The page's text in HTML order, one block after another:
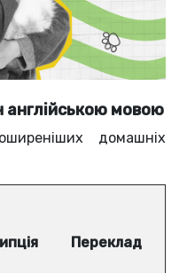
англійською мовою
домашніх
Переклад